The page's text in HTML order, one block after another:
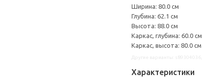
Ширина: 80.0 см
Глубина: 62.1 см
Высота: 88.0 см
Каркас, глубина: 60.0 см
Каркас, высота: 80.0 см
Характеристики